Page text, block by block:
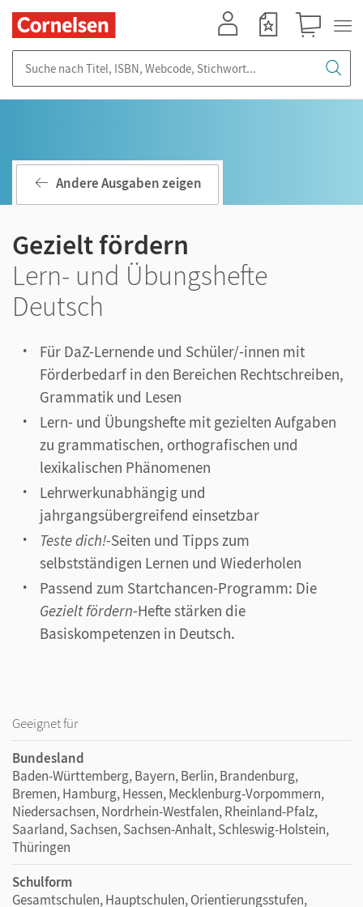
Andere Ausgaben zeigen
Gezielt fördern
Lern- und Übungshefte
Deutsch
Für DaZ-Lernende und Schüler/-innen mit
Förderbedarf in den Bereichen Rechtschreiben,
Grammatik und Lesen
Lern- und Übungshefte mit gezielten Aufgaben
zu grammatischen, orthografischen und
lexikalischen Phänomenen
Lehrwerkunabhängig und
jahrgangsübergreifend einsetzbar
Teste dich!-Seiten und Tipps zum
selbstständigen Lernen und Wiederholen
Passend zum Startchancen-Programm: Die
Gezielt fördern-Hefte stärken die
Basiskompetenzen in Deutsch.
Geeignet für
Bundesland
Baden-Württemberg, Bayern, Berlin, Brandenburg,
Bremen, Hamburg, Hessen, Mecklenburg-Vorpommern,
Niedersachsen, Nordrhein-Westfalen, Rheinland-Pfalz,
Saarland, Sachsen, Sachsen-Anhalt, Schleswig-Holstein,
Thüringen
Schulform
Gesamtschulen, Hauptschulen, Orientierungsstufen,